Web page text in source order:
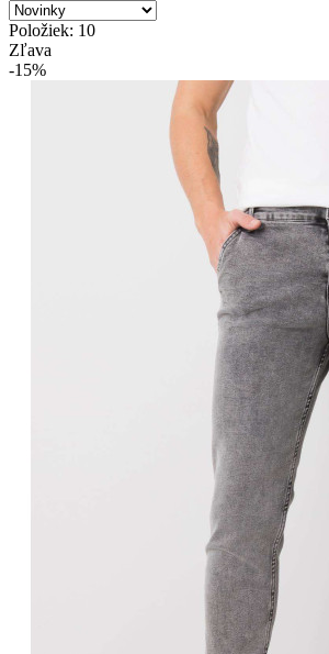
Položiek: 10
Zľava
-15%